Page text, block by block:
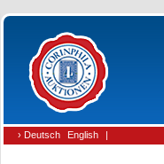
› Deutsch English |